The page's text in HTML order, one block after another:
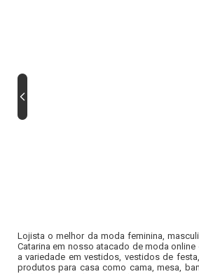
Lojista o melhor da moda feminina,
Catarina em nosso atacado de moda
a variedade em vestidos, vestidos de
produtos para casa como cama, mesa,